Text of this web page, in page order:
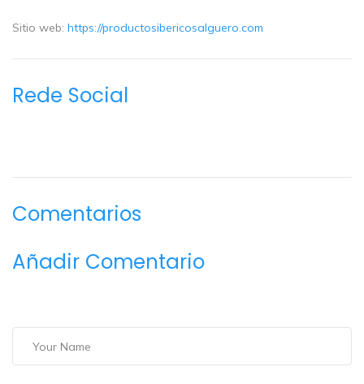
Sitio web: https://productosibericosalguero.com
Rede Social
Comentarios
Añadir Comentario